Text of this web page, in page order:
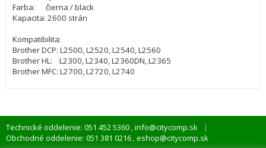
Farba: čierna / black
Kapacita: 2600 strán
Kompatibilita:
Brother DCP: L2500, L2520, L2540, L2560
Brother HL: L2300, L2340, L2360DN, L2365
Brother MFC: L2700, L2720, L2740
Technické oddelenie: 051 452 5360,info@citycomp.sk
Obchodné oddelenie: 051 381 0216,eshop@citycomp.sk